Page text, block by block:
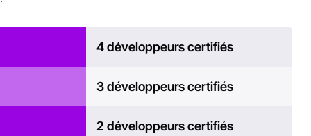
4 développeurs certifiés
3 développeurs certifiés
2 développeurs certifiés